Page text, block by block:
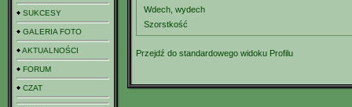
SUKCESY
GALERIA FOTO
AKTUALNOŚCI
FORUM
CZAT
Wdech, wydech
Szorstkość
Przejdź do standardowego widoku Profilu